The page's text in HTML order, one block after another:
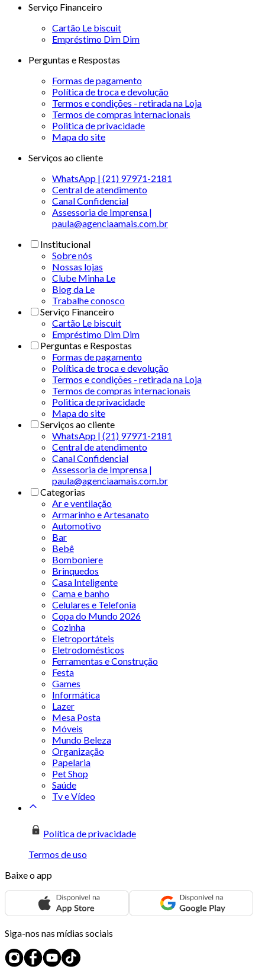
Serviço Financeiro
Cartão Le biscuit
Empréstimo Dim Dim
Perguntas e Respostas
Formas de pagamento
Política de troca e devolução
Termos e condições - retirada na Loja
Termos de compras internacionais
Politica de privacidade
Mapa do site
Serviços ao cliente
WhatsApp | (21) 97971-2181
Central de atendimento
Canal Confidencial
Assessoria de Imprensa |
paula@agenciaamais.com.br
Institucional
Sobre nós
Nossas lojas
Clube Minha Le
Blog da Le
Trabalhe conosco
Serviço Financeiro
Cartão Le biscuit
Empréstimo Dim Dim
Perguntas e Respostas
Formas de pagamento
Política de troca e devolução
Termos e condições - retirada na Loja
Termos de compras internacionais
Politica de privacidade
Mapa do site
Serviços ao cliente
WhatsApp | (21) 97971-2181
Central de atendimento
Canal Confidencial
Assessoria de Imprensa |
paula@agenciaamais.com.br
Categorias
Ar e ventilação
Armarinho e Artesanato
Automotivo
Bar
Bebê
Bomboniere
Brinquedos
Casa Inteligente
Cama e banho
Celulares e Telefonia
Copa do Mundo 2026
Cozinha
Eletroportáteis
Eletrodomésticos
Ferramentas e Construção
Festa
Games
Informática
Lazer
Mesa Posta
Móveis
Mundo Beleza
Organização
Papelaria
Pet Shop
Saúde
Tv e Vídeo
Política de privacidade
Termos de uso
Baixe o app
Siga-nos nas mídias sociais